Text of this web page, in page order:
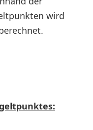
wird